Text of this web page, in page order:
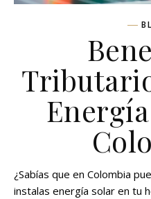
¿Sabías que en Colombia
instalas energía solar en tu